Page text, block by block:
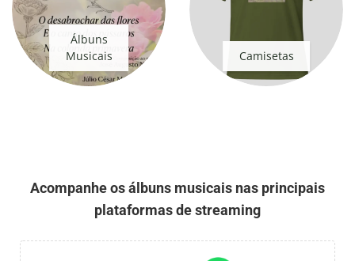
Álbuns
Musicais
Camisetas
Acompanhe os álbuns musicais nas principais
plataformas de streaming